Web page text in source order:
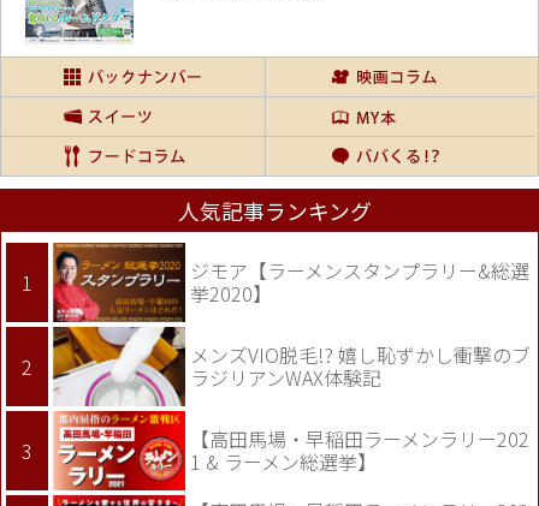
人気記事ランキング
ジモア【ラーメンスタンプラリー&総選
挙2020】
メンズVIO脱毛!? 嬉し恥ずかし衝撃のブ
ラジリアンWAX体験記
【高田馬場・早稲田ラーメンラリー202
1 & ラーメン総選挙】